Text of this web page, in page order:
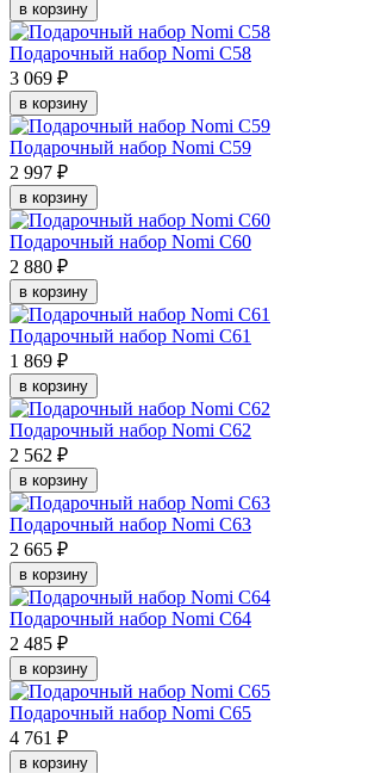
в корзину
Подарочный набор Nomi C58
3 069 ₽
в корзину
Подарочный набор Nomi C59
2 997 ₽
в корзину
Подарочный набор Nomi C60
2 880 ₽
в корзину
Подарочный набор Nomi C61
1 869 ₽
в корзину
Подарочный набор Nomi C62
2 562 ₽
в корзину
Подарочный набор Nomi C63
2 665 ₽
в корзину
Подарочный набор Nomi C64
2 485 ₽
в корзину
Подарочный набор Nomi C65
4 761 ₽
в корзину